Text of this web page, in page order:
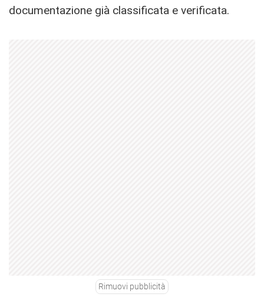
documentazione già classificata e verificata.
Rimuovi pubblicità